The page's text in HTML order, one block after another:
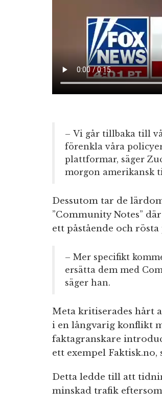
– Vi går tillbaka till
förenkla våra
plattformar, säger
morgon amerikansk
Dessutom tar de
”Community Notes”
ett påstående och
– Mer specifikt
ersätta dem med
säger han.
Meta kritiserades hårt
i en långvarig konflikt
faktagranskare
ett exempel
Detta ledde till att
minskad trafik eftersom